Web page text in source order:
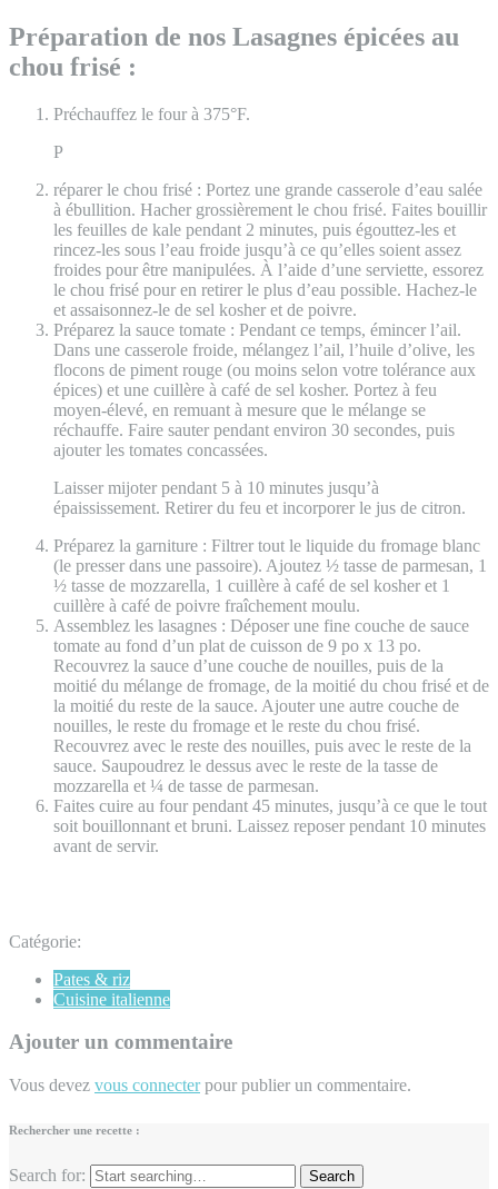
Préparation de nos Lasagnes épicées au
chou frisé :
Préchauffez le four à 375°F.
P
réparer le chou frisé : Portez une grande casserole d’eau salée
à ébullition. Hacher grossièrement le chou frisé. Faites bouillir
les feuilles de kale pendant 2 minutes, puis égouttez-les et
rincez-les sous l’eau froide jusqu’à ce qu’elles soient assez
froides pour être manipulées. À l’aide d’une serviette, essorez
le chou frisé pour en retirer le plus d’eau possible. Hachez-le
et assaisonnez-le de sel kosher et de poivre.
Préparez la sauce tomate : Pendant ce temps, émincer l’ail.
Dans une casserole froide, mélangez l’ail, l’huile d’olive, les
flocons de piment rouge (ou moins selon votre tolérance aux
épices) et une cuillère à café de sel kosher. Portez à feu
moyen-élevé, en remuant à mesure que le mélange se
réchauffe. Faire sauter pendant environ 30 secondes, puis
ajouter les tomates concassées.
Laisser mijoter pendant 5 à 10 minutes jusqu’à
épaississement. Retirer du feu et incorporer le jus de citron.
Préparez la garniture : Filtrer tout le liquide du fromage blanc
(le presser dans une passoire). Ajoutez ½ tasse de parmesan, 1
½ tasse de mozzarella, 1 cuillère à café de sel kosher et 1
cuillère à café de poivre fraîchement moulu.
Assemblez les lasagnes : Déposer une fine couche de sauce
tomate au fond d’un plat de cuisson de 9 po x 13 po.
Recouvrez la sauce d’une couche de nouilles, puis de la
moitié du mélange de fromage, de la moitié du chou frisé et de
la moitié du reste de la sauce. Ajouter une autre couche de
nouilles, le reste du fromage et le reste du chou frisé.
Recouvrez avec le reste des nouilles, puis avec le reste de la
sauce. Saupoudrez le dessus avec le reste de la tasse de
mozzarella et ¼ de tasse de parmesan.
Faites cuire au four pendant 45 minutes, jusqu’à ce que le tout
soit bouillonnant et bruni. Laissez reposer pendant 10 minutes
avant de servir.
Catégorie:
Pates & riz
Cuisine italienne
Ajouter un commentaire
Vous devez vous connecterpour publier un commentaire.
Rechercher une recette :
Search for: